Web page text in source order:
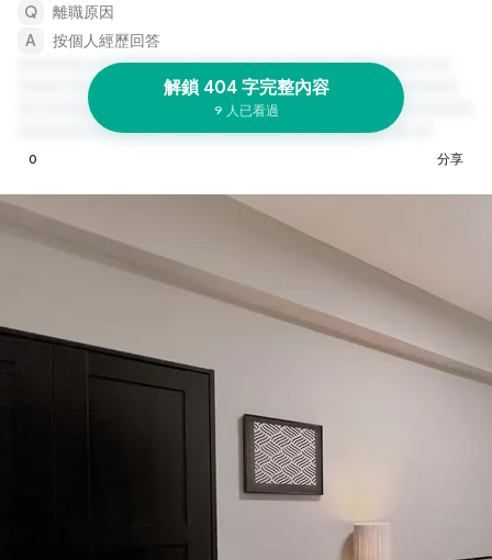
離職原因
按個人經歷回答
解鎖 404 字完整內容
9 人已看過
0 分享